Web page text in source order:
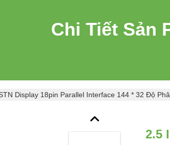
Chi Tiết Sản
Display 18pin Parallel Interface 144 * 32 Độ
2.5